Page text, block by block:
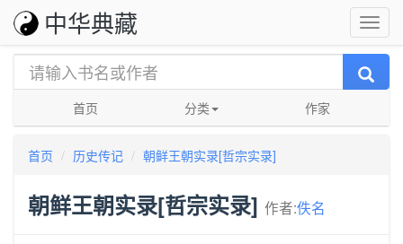
中华典藏
首页 分类 作家
首页 历史传记 朝鲜王朝实录[哲宗实录]
朝鲜王朝实录[哲宗实录] 作者:佚名